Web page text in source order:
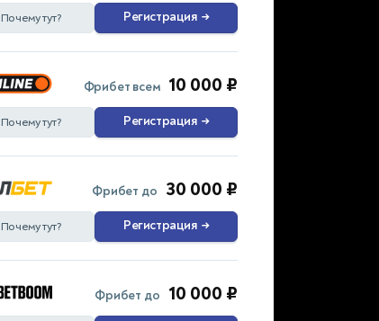
Почему тут? Регистрация →
Фрибет всем 10 000 ₽
Почему тут? Регистрация →
Фрибет до 30 000 ₽
Почему тут? Регистрация →
Фрибет до 10 000 ₽